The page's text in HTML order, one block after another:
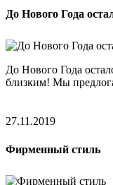
До Нового Года
До Нового Года
близким! Мы
27.11.2019
Фирменный стиль